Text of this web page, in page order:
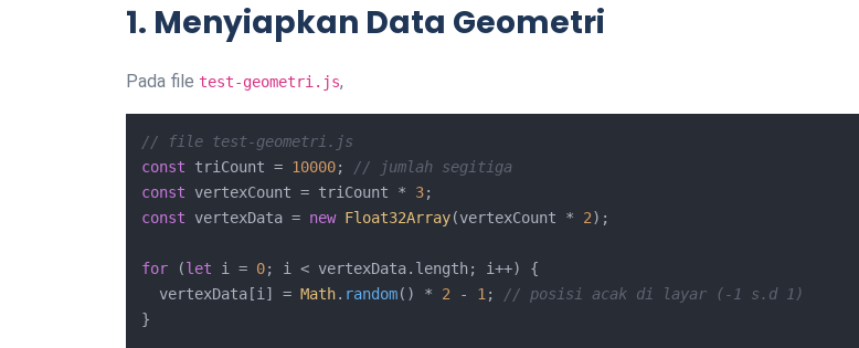
1. Menyiapkan Data Geometri
Pada file test-geometri.js,
// file test-geometri.js
const triCount = 10000;
// jumlah segitiga
const vertexCount = triCount * 3
const vertexData = new Float32Array(vertexCount * 2);
for (let i = 0; i < vertexData. length; i++) {
  vertexData[i] =
Math. random() * 2 - 1 ;
// posisi acak di layar (-1 s.d 1)
}